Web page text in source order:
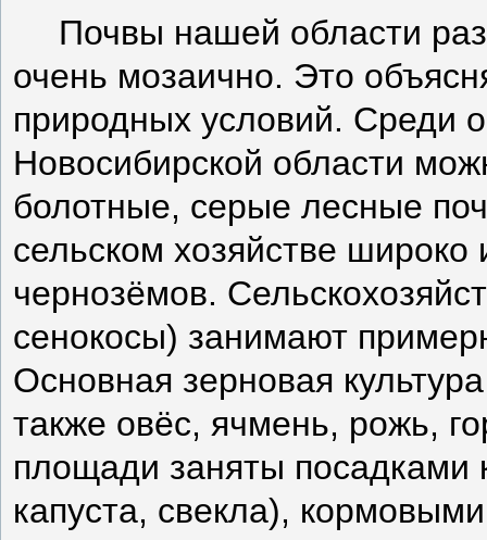
Почвы нашей области
очень мозаично. Это
природных условий. Среди
Новосибирской области
болотные, серые лесные
сельском хозяйстве
чернозёмов.
сенокосы) занимают
Основная зерновая
также овёс, ячмень, рожь,
площади заняты
капуста, свекла),